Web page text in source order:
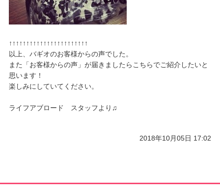
↑↑↑↑↑↑↑↑↑↑↑↑↑↑↑↑↑↑↑↑↑↑↑
以上、バギオのお客様からの声でした。
また「お客様からの声」が届きましたらこちらでご紹介したいと
思います！
楽しみにしていてください。
ライフアブロード スタッフより♫
2018年10月05日 17:02